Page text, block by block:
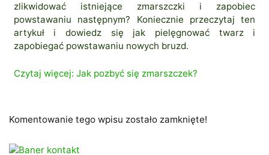
zlikwidować istniejące zmarszczki i zapobiec
powstawaniu następnym? Koniecznie przeczytaj ten
artykuł i dowiedz się jak pielęgnować twarz i
zapobiegać powstawaniu nowych bruzd.
Czytaj więcej: Jak pozbyć się zmarszczek?
Komentowanie tego wpisu zostało zamknięte!